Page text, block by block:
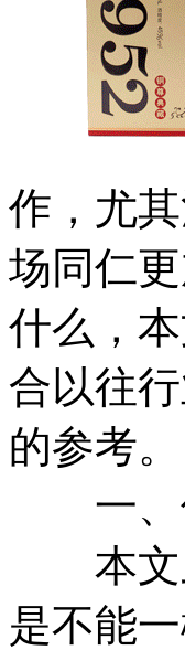
作，尤
场同仁
什么，
合以往
的参考。
一、
本文虽
是不能